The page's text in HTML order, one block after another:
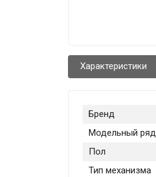
Характеристики
Бренд
Модельный ряд
Пол
Тип механизма